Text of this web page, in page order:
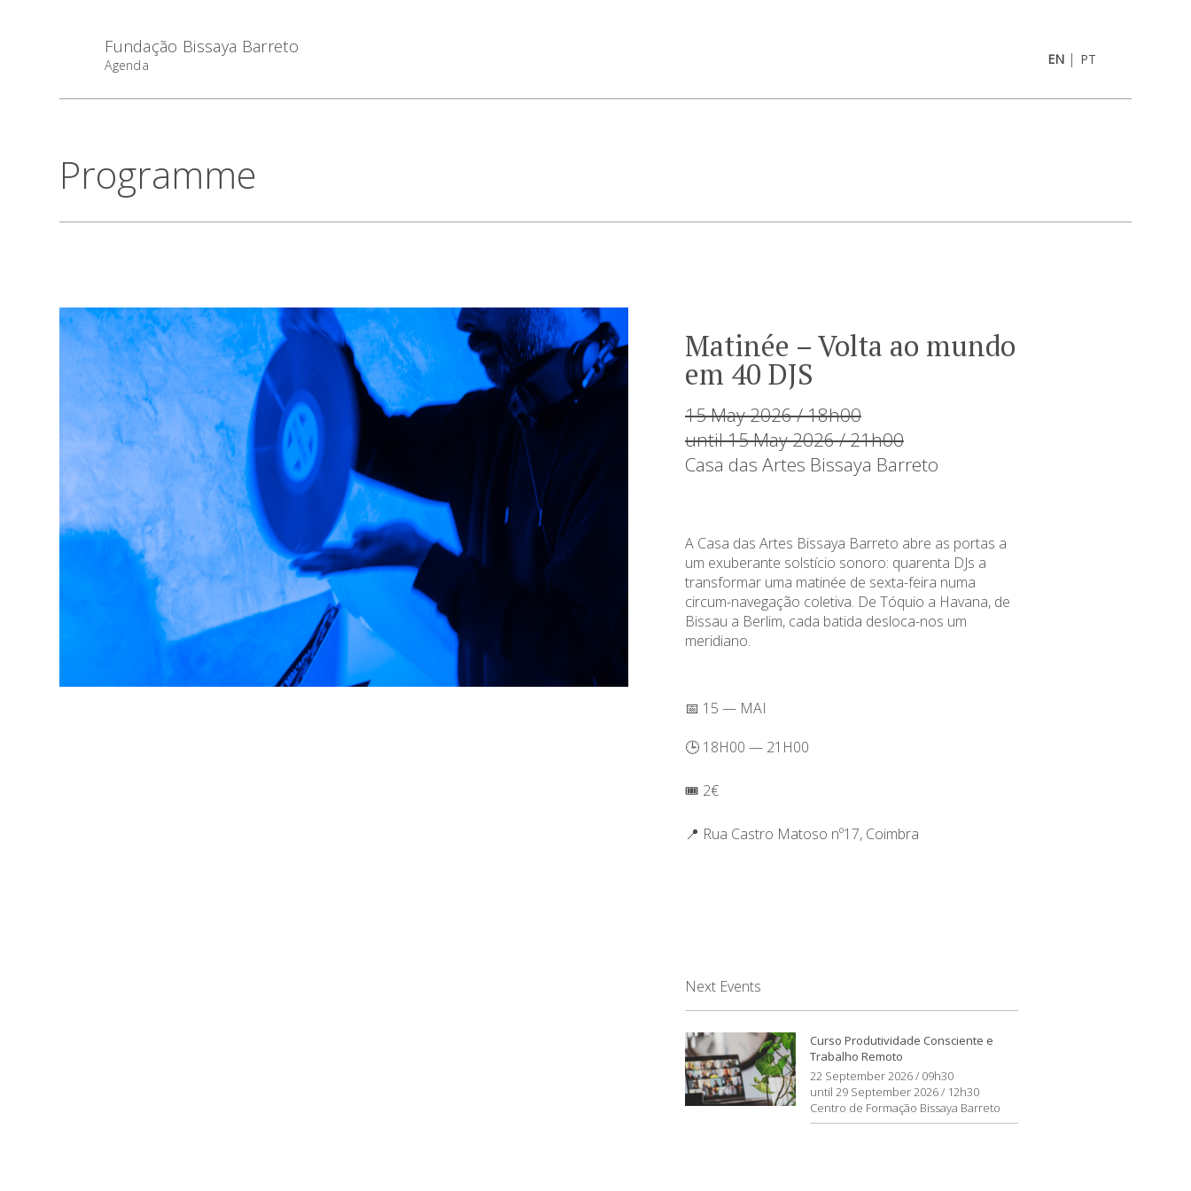
Fundação Bissaya Barreto
Agenda EN| PT
Programme
Matinée – Volta ao mundo
em 40 DJS
15 May 2026 / 18h00
until 15 May 2026 / 21h00
Casa das Artes Bissaya Barreto
A Casa das Artes Bissaya Barreto abre as portas a
um exuberante solstício sonoro: quarenta DJs a
transformar uma matinée de sexta-feira numa
circum-navegação coletiva. De Tóquio a Havana, de
Bissau a Berlim, cada batida desloca-nos um
meridiano.
📅 15 — MAI
🕒 18H00 — 21H00
🎟️ 2€
📍 Rua Castro Matoso nº17, Coimbra
Next Events
Curso Produtividade Consciente e
Trabalho Remoto
22 September 2026 / 09h30
until 29 September 2026 / 12h30
Centro de Formação Bissaya Barreto